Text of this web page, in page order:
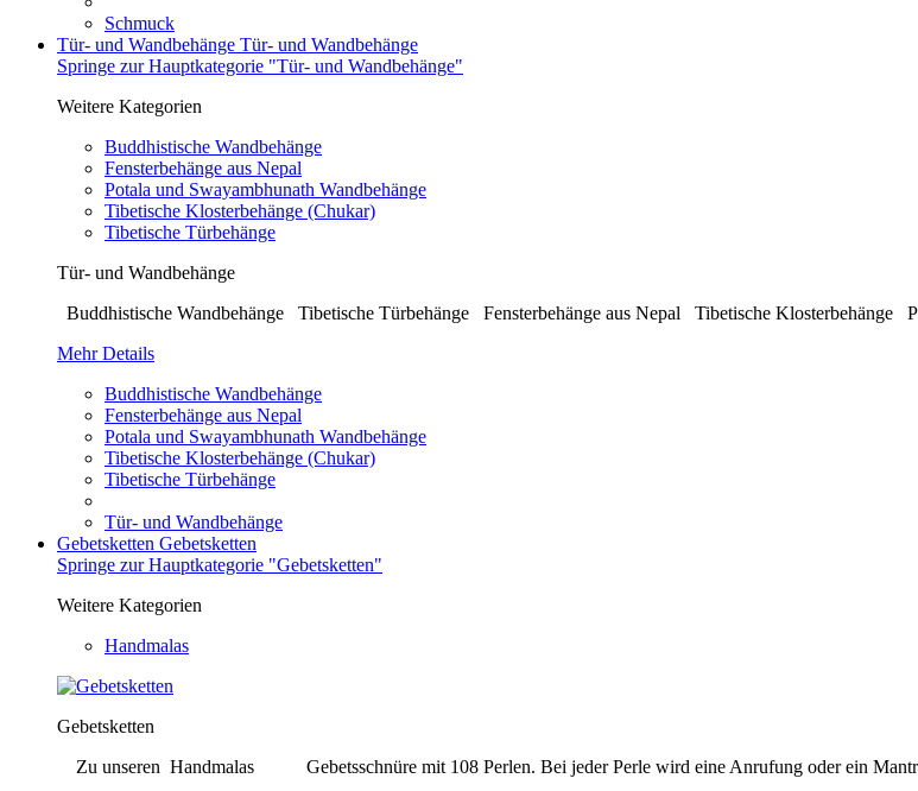
Schmuck
Tür- und Wandbehänge Tür- und Wandbehänge
Springe zur Hauptkategorie "Tür- und Wandbehänge"
Weitere Kategorien
Buddhistische Wandbehänge
Fensterbehänge aus Nepal
Potala und Swayambhunath Wandbehänge
Tibetische Klosterbehänge (Chukar)
Tibetische Türbehänge
Tür- und Wandbehänge
Buddhistische Wandbehänge Tibetische Türbehänge Fensterbehänge aus Nepal Tibetische Klosterbehänge
Mehr Details
Buddhistische Wandbehänge
Fensterbehänge aus Nepal
Potala und Swayambhunath Wandbehänge
Tibetische Klosterbehänge (Chukar)
Tibetische Türbehänge
Tür- und Wandbehänge
Gebetsketten Gebetsketten
Springe zur Hauptkategorie "Gebetsketten"
Weitere Kategorien
Handmalas
Gebetsketten
Zu unseren Handmalas Gebetsschnüre mit 108 Perlen. Bei jeder Perle wird eine Anrufung oder ein Mantra